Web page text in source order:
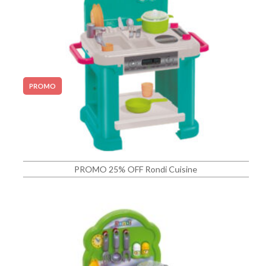
PROMO
PROMO 25% OFF Rondi Cuisine